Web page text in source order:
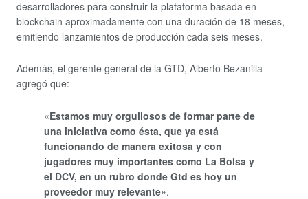
desarrolladores para construir la plataforma basada en
blockchain aproximadamente con una duración de 18 meses,
emitiendo lanzamientos de producción cada seis meses.
Además, el gerente general de la GTD, Alberto Bezanilla
agregó que:
«Estamos muy orgullosos de formar parte de
una iniciativa como ésta, que ya está
funcionando de manera exitosa y con
jugadores muy importantes como La Bolsa y
el DCV, en un rubro donde Gtd es hoy un
proveedor muy relevante».